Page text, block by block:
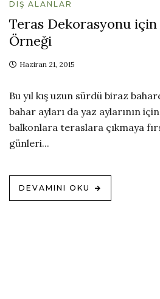
DIŞ ALANLAR
Teras Dekorasyonu
Örneği
Haziran 21, 2015
Bu yıl kış uzun sürdü biraz
bahar ayları da yaz aylarının
balkonlara teraslara çıkmaya
günleri...
DEVAMINI OKU